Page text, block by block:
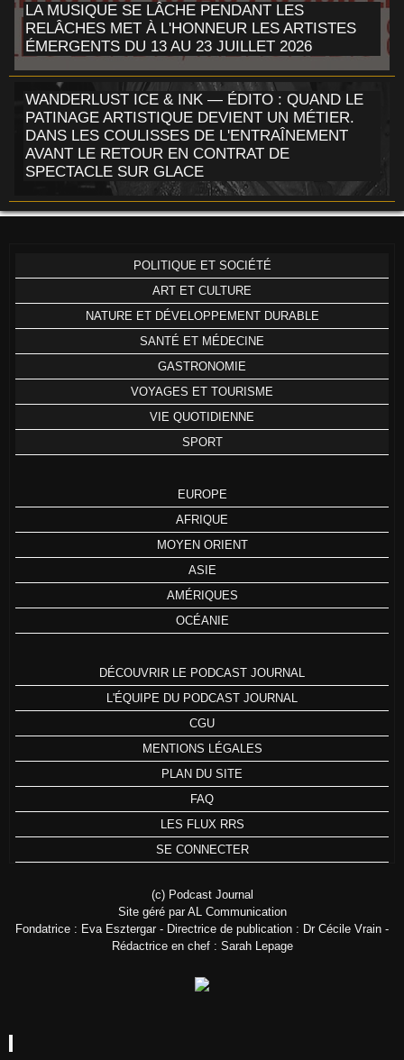
LA MUSIQUE SE LÂCHE PENDANT LES
RELÂCHES MET À L'HONNEUR LES ARTISTES
ÉMERGENTS DU 13 AU 23 JUILLET 2026
WANDERLUST ICE & INK — ÉDITO : QUAND LE
PATINAGE ARTISTIQUE DEVIENT UN MÉTIER.
DANS LES COULISSES DE L'ENTRAÎNEMENT
AVANT LE RETOUR EN CONTRAT DE
SPECTACLE SUR GLACE
POLITIQUE ET SOCIÉTÉ
ART ET CULTURE
NATURE ET DÉVELOPPEMENT DURABLE
SANTÉ ET MÉDECINE
GASTRONOMIE
VOYAGES ET TOURISME
VIE QUOTIDIENNE
SPORT
EUROPE
AFRIQUE
MOYEN ORIENT
ASIE
AMÉRIQUES
OCÉANIE
DÉCOUVRIR LE PODCAST JOURNAL
L'ÉQUIPE DU PODCAST JOURNAL
CGU
MENTIONS LÉGALES
PLAN DU SITE
FAQ
LES FLUX RRS
SE CONNECTER
(c) Podcast Journal
Site géré par AL Communication
Fondatrice : Eva Esztergar - Directrice de publication : Dr Cécile Vrain -
Rédactrice en chef : Sarah Lepage